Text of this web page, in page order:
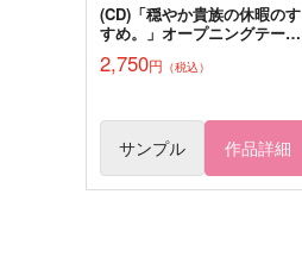
(CD)「穏やか貴族の休暇のす
すめ。」オープニングテー
マ ガッシュ(通常盤)/牧島輝
2,750円 （税込）
サンプル 作品詳細